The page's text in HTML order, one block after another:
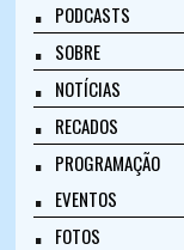
PODCASTS
SOBRE
NOTÍCIAS
RECADOS
PROGRAMAÇÃO
EVENTOS
FOTOS